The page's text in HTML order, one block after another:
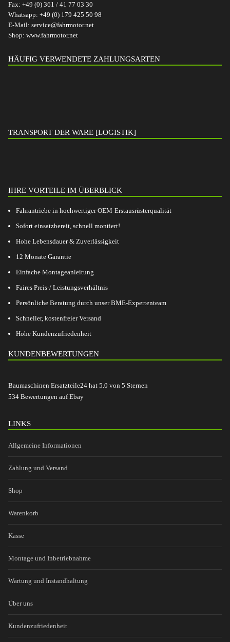
Fax: +49 (0) 361 / 41 77 03 30
Whatsapp: +49 (0) 179 425 50 98
E-Mail: service@fahrmotor.net
Shop: www.fahrmotor.net
HÄUFIG VERWENDETE ZAHLUNGSARTEN
TRANSPORT DER WARE [LOGISTIK]
IHRE VORTEILE IM ÜBERBLICK
Fahrantriebe in hochwertiger OEM-Erstausrüsterqualität
Sofort einsatzbereit, schnell montiert!
Hohe Lebensdauer & Zuverlässigkeit
12 Monate Garantie
Einfache Montageanleitung
Faires Preis-/ Leistungsverhältnis
Persönliche Beratung durch unser BME-Expertenteam
Schneller, kostenfreier Versand
Hohe Kundenzufriedenheit
KUNDENBEWERTUNGEN
Baumaschinen Ersatzteile24 hat 5.0 von 5 Sternen
534 Bewertungen auf Ebay
LINKS
Allgemeine Informationen
Zahlung und Versand
Shop
Warenkorb
Kasse
Montage und Inbetriebnahme
Wartung und Instandhaltung
Über uns
Kundenzufriedenheit